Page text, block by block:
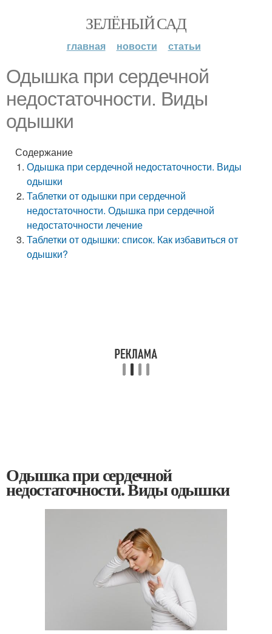
ЗЕЛЁНЫЙ САД
главная новости статьи
Одышка при сердечной
недостаточности. Виды
одышки
Содержание
Одышка при сердечной недостаточности. Виды
одышки
Таблетки от одышки при сердечной
недостаточности. Одышка при сердечной
недостаточности лечение
Таблетки от одышки: список. Как избавиться от
одышки?
Одышка при сердечной
недостаточности. Виды одышки